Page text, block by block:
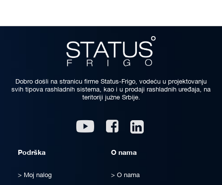
Dobro došli na stranicu firme Status-Frigo, vodeću u projektovanju
svih tipova rashladnih sistema, kao i u prodaji rashladnih uređaja, na
teritoriji južne Srbije.
Youtube Facebook
Podrška
Moj nalog
O nama
O nama